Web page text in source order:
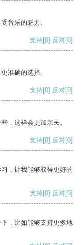
音乐的魅力。
支持[0] 反对[0]
准确的选择。
支持[0] 反对[0]
，这样会更加亲民。
支持[0] 反对[0]
，让我能够取得更好的
支持[0] 反对[0]
，比如能够支持更多地